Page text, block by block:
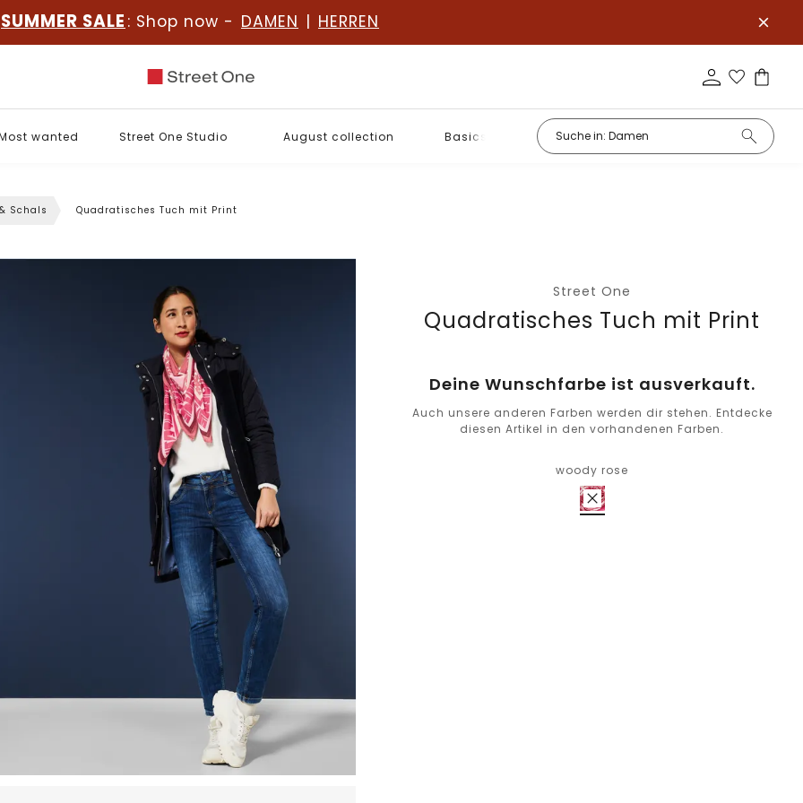
SUMMER SALE : Shop now - DAMEN | HERREN
wanted Street One Studio August collection Basics
Schals Quadratisches Tuch mit Print
Street One
Quadratisches Tuch mit Print
Deine Wunschfarbe ist ausverkauft.
Auch unsere anderen Farben werden dir stehen. Entdecke
diesen Artikel in den vorhandenen Farben.
woody rose